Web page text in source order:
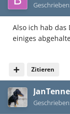
Also ich hab das
einiges
Zitieren